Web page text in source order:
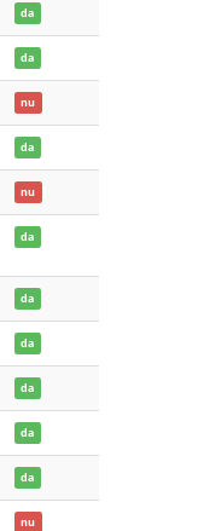
da
da
nu
da
nu
da
da
da
da
da
da
nu